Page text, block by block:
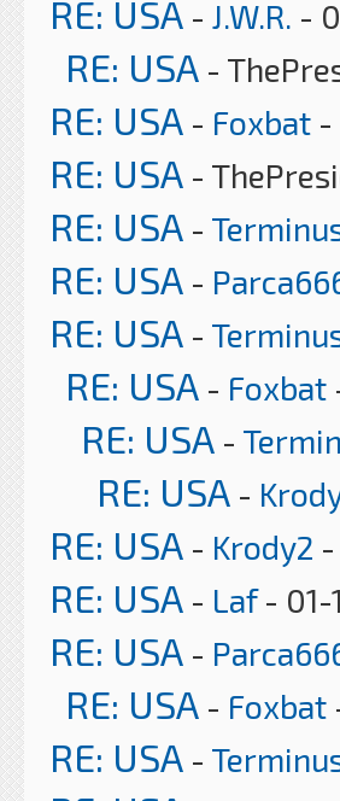
RE: USA - J.W.R. -
RE: USA -
RE: USA - Foxbat -
RE: USA -
RE: USA -
RE: USA -
RE: USA -
RE: USA - Foxbat
RE: USA -
RE: USA -
RE: USA - Krody2
RE: USA - Laf- 01-
RE: USA -
RE: USA - Foxbat
RE: USA -